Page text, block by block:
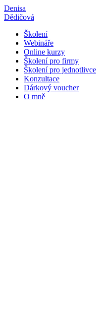
Přejít
k
Denisa
Dědičová
Školení
Webináře
Online kurzy
Školení pro firmy
Školení pro jednotlivce
Konzultace
Dárkový voucher
O mně